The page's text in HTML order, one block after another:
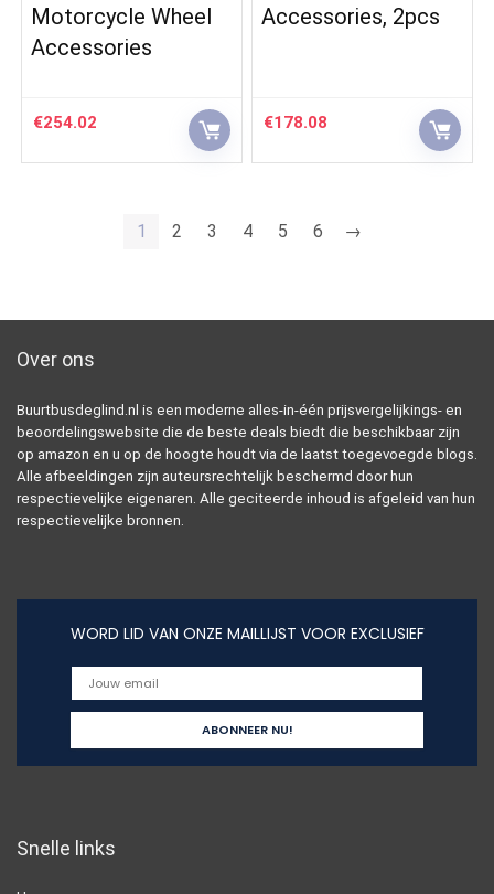
Motorcycle Wheel
Accessories
€254.02
Accessories, 2pcs
€178.08
1 2 3 4 5 6 →
Over ons
Buurtbusdeglind.nl is een moderne alles-in-één prijsvergelijkings- en
beoordelingswebsite die de beste deals biedt die beschikbaar zijn
op amazon en u op de hoogte houdt via de laatst toegevoegde blogs.
Alle afbeeldingen zijn auteursrechtelijk beschermd door hun
respectievelijke eigenaren. Alle geciteerde inhoud is afgeleid van hun
respectievelijke bronnen.
WORD LID VAN ONZE MAILLIJST VOOR EXCLUSIEF
Snelle links